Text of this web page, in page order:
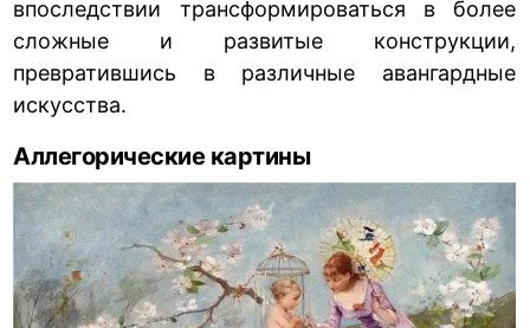
впоследствии трансформироваться в более
сложные и развитые конструкции,
превратившись в различные авангардные
искусства.
Аллегорические картины